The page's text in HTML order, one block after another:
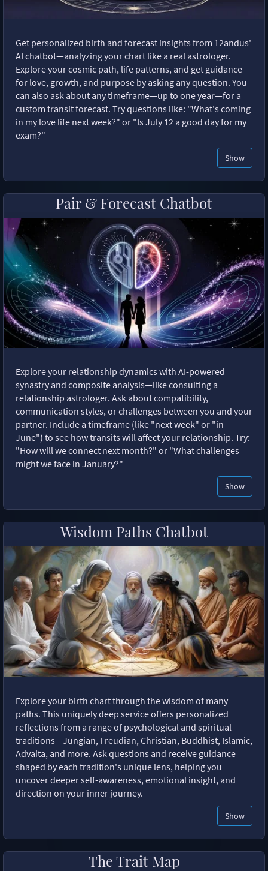
Get personalized birth and forecast insights from 12andus'
AI chatbot—analyzing your chart like a real astrologer.
Explore your cosmic path, life patterns, and get guidance
for love, growth, and purpose by asking any question. You
can also ask about any timeframe—up to one year—for a
custom transit forecast. Try questions like: "What's coming
in my love life next week?" or "Is July 12 a good day for my
exam?"
Show
Pair & Forecast Chatbot
Explore your relationship dynamics with AI-powered
synastry and composite analysis—like consulting a
relationship astrologer. Ask about compatibility,
communication styles, or challenges between you and your
partner. Include a timeframe (like "next week" or "in
June") to see how transits will affect your relationship. Try:
"How will we connect next month?" or "What challenges
might we face in January?"
Show
Wisdom Paths Chatbot
Explore your birth chart through the wisdom of many
paths. This uniquely deep service offers personalized
reflections from a range of psychological and spiritual
traditions—Jungian, Freudian, Christian, Buddhist, Islamic,
Advaita, and more. Ask questions and receive guidance
shaped by each tradition's unique lens, helping you
uncover deeper self-awareness, emotional insight, and
direction on your inner journey.
Show
The Trait Map